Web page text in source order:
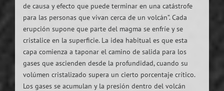
de causa y efecto que puede terminar en una catástrofe
para las personas que vivan cerca de un volcán”. Cada
erupción supone que parte del magma se enfríe y se
cristalice en la superficie. La idea habitual es que esta
capa comienza a taponar el camino de salida para los
gases que ascienden desde la profundidad, cuando su
volúmen cristalizado supera un cierto porcentaje crítico.
Los gases se acumulan y la presión dentro del volcán